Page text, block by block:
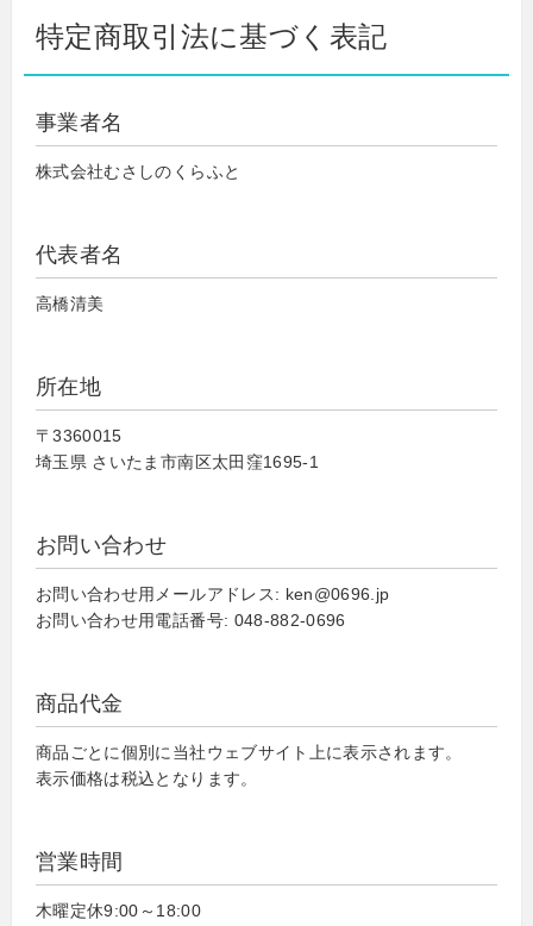
特定商取引法に基づく表記
事業者名
株式会社むさしのくらふと
代表者名
高橋清美
所在地
〒3360015
埼玉県 さいたま市南区太田窪1695-1
お問い合わせ
お問い合わせ用メールアドレス: ken@0696.jp
お問い合わせ用電話番号: 048-882-0696
商品代金
商品ごとに個別に当社ウェブサイト上に表示されます。
表示価格は税込となります。
営業時間
木曜定休9:00～18:00